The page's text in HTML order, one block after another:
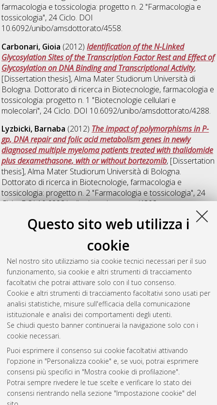
Questo sito web utilizza i
cookie
Nel nostro sito utilizziamo sia cookie tecnici necessari per il suo
funzionamento, sia cookie e altri strumenti di tracciamento
facoltativi che potrai attivare solo con il tuo consenso.
Cookie e altri strumenti di tracciamento facoltativi sono usati per
analisi statistiche, misure sull'efficacia della comunicazione
istituzionale e analisi dei comportamenti degli utenti.
Se chiudi questo banner continuerai la navigazione solo con i
cookie necessari.
Puoi esprimere il consenso sui cookie facoltativi attivando
l'opzione in "Personalizza cookie" e, se vuoi, potrai esprimere
consensi più specifici in "Mostra cookie di profilazione".
Potrai sempre rivedere le tue scelte e verificare lo stato dei
consensi rientrando nella sezione "Impostazione cookie" del
farmacologia e tossicologia: progetto n. 2 "Farmacologia e
tossicologia", 24 Ciclo. DOI
10.6092/unibo/amsdottorato/4558.
Carbonari, Gioia (2012)Identification of the N-Linked
Glycosylation Sites of the Transcription Factor Rest and Effect of
Glycosylation on DNA Binding and Transcriptional Activity,
[Dissertation thesis], Alma Mater Studiorum Università di
Bologna. Dottorato di ricerca in Biotecnologie, farmacologia e
tossicologia: progetto n. 1 "Biotecnologie cellulari e
molecolari", 24 Ciclo. DOI 10.6092/unibo/amsdottorato/4288.
Lyzbicki, Barnaba (2012) The impact of polymorphisms in P-
gp, DNA repair and folic acid metabolism genes in newly
diagnosed multiple myeloma patients treated with thalidomide
plus dexamethasone, with or without bortezomib, [Dissertation
thesis], Alma Mater Studiorum Università di Bologna.
Dottorato di ricerca in Biotecnologie, farmacologia e
tossicologia: progetto n. 2 "Farmacologia e tossicologia", 24
Ciclo. DOI 10.6092/unibo/amsdottorato/4802.
Zolezzi Moraga, Juan Manuel(2012) Cellular and Molecular
Biomarkers for Risk Assessment of Colorectal cancer,
[Dissertation thesis], Alma Mater Studiorum Università di
Bologna. Dottorato di ricerca inBiotecnologie, farmacologia e
tossicologia: progetto n. 2 "Farmacologia e tossicologia" , 24
Ciclo. DOI 10.6092/unibo/amsdottorato/4260.
Questa lista e' stata generata il Thu Aug 6 20:32:29 2026
Atom
Rss 1.0
Rss 2.0